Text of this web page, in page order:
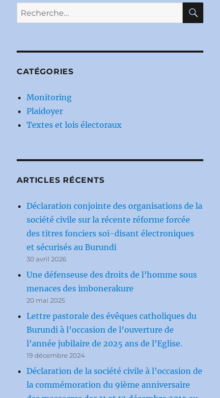
Recherche
pour :
CATÉGORIES
Monitoring
Plaidoyer
Textes et lois électoraux
ARTICLES RÉCENTS
Déclaration conjointe des organisations de la
société civile sur la récente réforme forcée
des titres fonciers soi-disant électroniques
et sécurisés au Burundi
30 avril 2026
Une défenseuse des droits de l’homme sous
menaces des imbonerakure
20 mai 2025
Lettre pastorale des évêques catholiques du
Burundi à l’occasion de l’ouverture de
l’année jubilaire de 2025 ans de l’Eglise.
19 décembre 2024
Déclaration de la société civile à l’occasion de
la commémoration du 9ième anniversaire